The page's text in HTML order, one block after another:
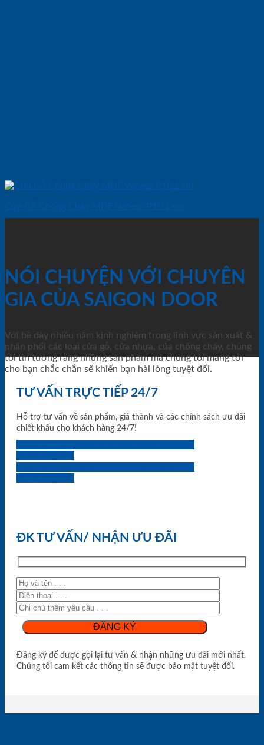
Cửa Gỗ Chống Cháy MDF Veneer P1G1 soi
NÓI CHUYỆN VỚI CHUYÊN
GIA CỦA SAIGON DOOR
Với bề dày nhiều năm kinh nghiệm trong lĩnh vực sản xuất &
phân phối các loại cửa gỗ, cửa nhựa, của chống cháy, chúng
tôi tin tưởng rằng những sản phẩm mà chúng tôi mang tới
cho bạn chắc chắn sẽ khiến bạn hài lòng tuyệt đối.
TƯ VẤN TRỰC TIẾP 24/7
Hỗ trợ tư vấn về sản phẩm, giá thành và các chính sách ưu đãi
chiết khấu cho khách hàng 24/7!
ĐK TƯ VẤN/ NHẬN ƯU ĐÃI
Đăng ký để được gọi lại tư vấn & nhận những ưu đãi mới nhất.
Chúng tôi cam kết các thông tin sẽ được bảo mật tuyệt đối.